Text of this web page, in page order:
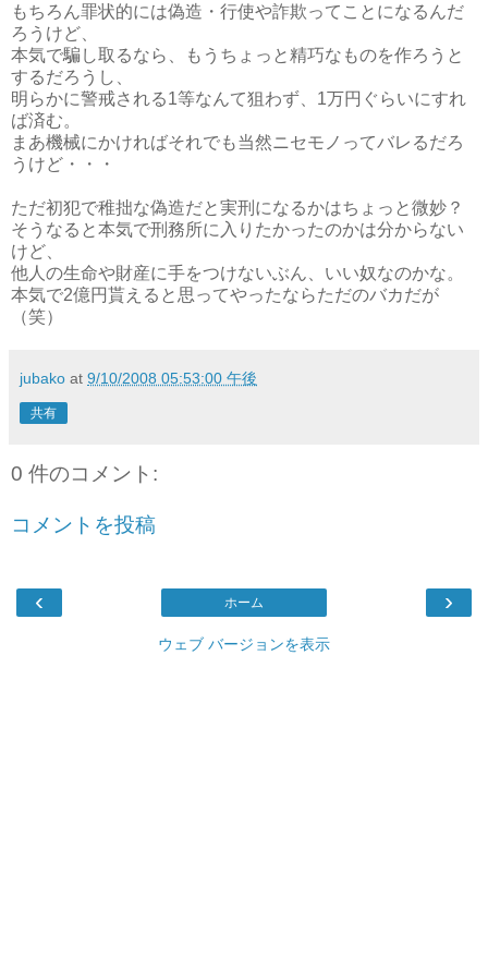
もちろん罪状的には偽造・行使や詐欺ってことになるんだ
ろうけど、
本気で騙し取るなら、もうちょっと精巧なものを作ろうと
するだろうし、
明らかに警戒される1等なんて狙わず、1万円ぐらいにすれ
ば済む。
まあ機械にかければそれでも当然ニセモノってバレるだろ
うけど・・・
ただ初犯で稚拙な偽造だと実刑になるかはちょっと微妙？
そうなると本気で刑務所に入りたかったのかは分からない
けど、
他人の生命や財産に手をつけないぶん、いい奴なのかな。
本気で2億円貰えると思ってやったならただのバカだが
（笑）
jubako at 9/10/2008 05:53:00 午後
共有
0 件のコメント:
コメントを投稿
‹ ›
ホーム
ウェブ バージョンを表示